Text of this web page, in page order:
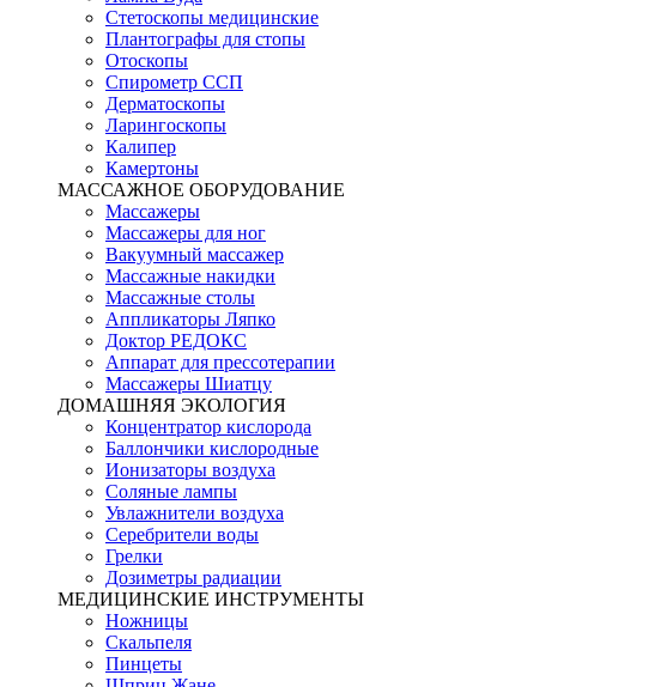
Стетоскопы медицинские
Плантографы для стопы
Отоскопы
Спирометр ССП
Дерматоскопы
Ларингоскопы
Калипер
Камертоны
МАССАЖНОЕ ОБОРУДОВАНИЕ
Массажеры
Массажеры для ног
Вакуумный массажер
Массажные накидки
Массажные столы
Аппликаторы Ляпко
Доктор РЕДОКС
Аппарат для прессотерапии
Массажеры Шиатцу
ДОМАШНЯЯ ЭКОЛОГИЯ
Концентратор кислорода
Баллончики кислородные
Ионизаторы воздуха
Соляные лампы
Увлажнители воздуха
Серебрители воды
Грелки
Дозиметры радиации
МЕДИЦИНСКИЕ ИНСТРУМЕНТЫ
Ножницы
Скальпеля
Пинцеты